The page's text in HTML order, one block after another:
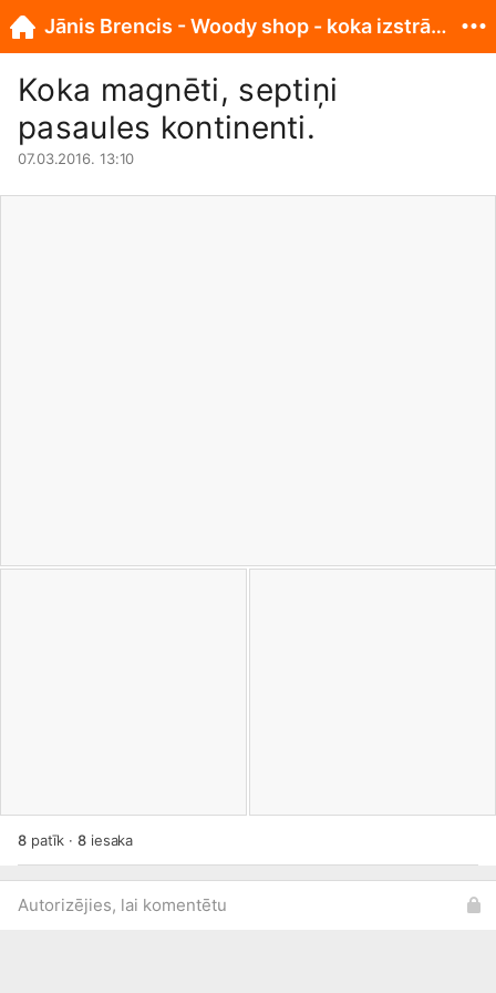
Koka magnēti, septiņi
pasaules kontinenti.
07.03.2016. 13:10
8patīk ·8iesaka
Autorizējies, lai komentētu
Jānis Brencis - Woody shop - koka izstrādājumi